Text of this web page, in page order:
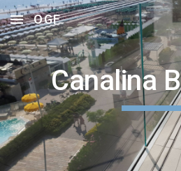
Skip to main content
OGF
Canalina